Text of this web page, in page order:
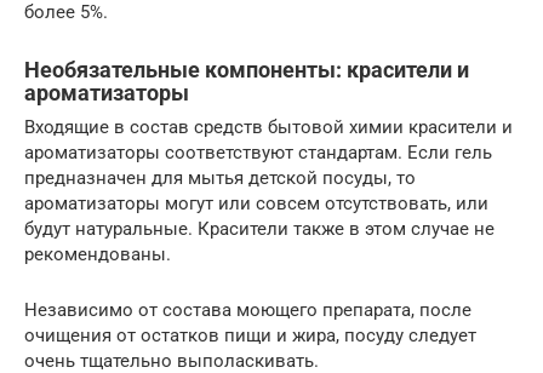
более 5%.
Необязательные компоненты: красители и
ароматизаторы
Входящие в состав средств бытовой химии красители и
ароматизаторы соответствуют стандартам. Если гель
предназначен для мытья детской посуды, то
ароматизаторы могут или совсем отсутствовать, или
будут натуральные. Красители также в этом случае не
рекомендованы.
Независимо от состава моющего препарата, после
очищения от остатков пищи и жира, посуду следует
очень тщательно выполаскивать.